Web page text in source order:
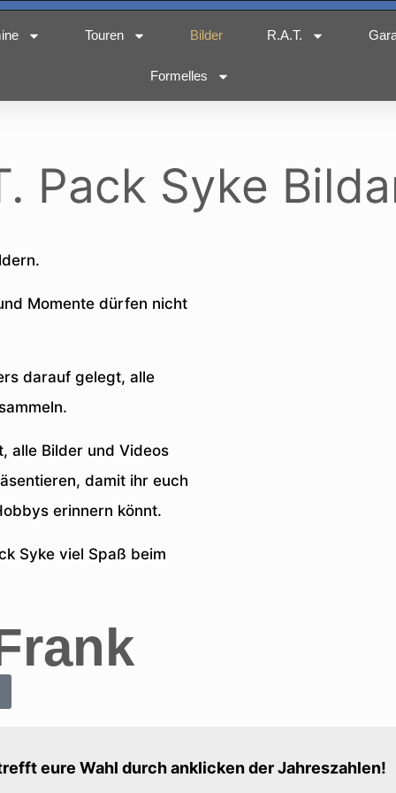
Touren Bilder R.A.T.
Formelles
Pack Syke
Momente dürfen nicht
darauf gelegt, alle
alle Bilder und Videos
damit ihr euch
erinnern könnt.
Syke viel Spaß beim
eure Wahl durch anklicken der Jahreszahlen!